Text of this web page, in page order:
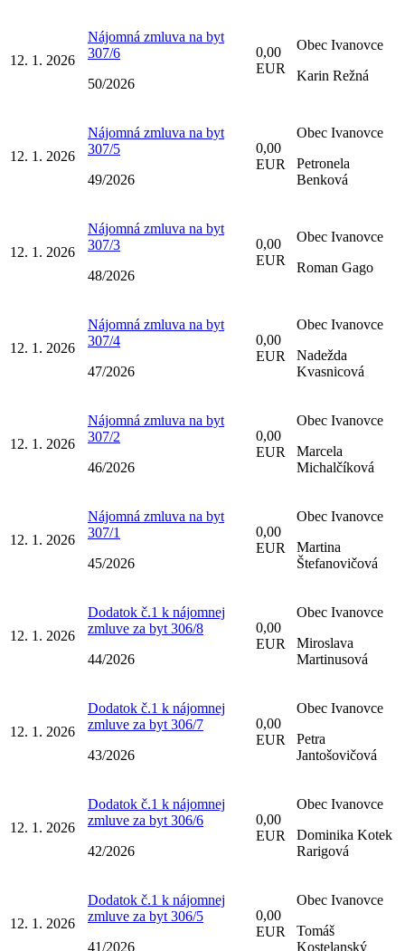
12. 1. 2026
Nájomná zmluva na byt
307/6
50/2026
0,00
EUR
Obec Ivanovce
Karin Režná
12. 1. 2026
Nájomná zmluva na byt
307/5
49/2026
0,00
EUR
Obec Ivanovce
Petronela
Benková
12. 1. 2026
Nájomná zmluva na byt
307/3
48/2026
0,00
EUR
Obec Ivanovce
Roman Gago
12. 1. 2026
Nájomná zmluva na byt
307/4
47/2026
0,00
EUR
Obec Ivanovce
Nadežda
Kvasnicová
12. 1. 2026
Nájomná zmluva na byt
307/2
46/2026
0,00
EUR
Obec Ivanovce
Marcela
Michalčíková
12. 1. 2026
Nájomná zmluva na byt
307/1
45/2026
0,00
EUR
Obec Ivanovce
Martina
Štefanovičová
12. 1. 2026
Dodatok č.1 k nájomnej
zmluve za byt 306/8
44/2026
0,00
EUR
Obec Ivanovce
Miroslava
Martinusová
12. 1. 2026
Dodatok č.1 k nájomnej
zmluve za byt 306/7
43/2026
0,00
EUR
Obec Ivanovce
Petra
Jantošovičová
12. 1. 2026
Dodatok č.1 k nájomnej
zmluve za byt 306/6
42/2026
0,00
EUR
Obec Ivanovce
Dominika Kotek
Rarigová
12. 1. 2026
Dodatok č.1 k nájomnej
zmluve za byt 306/5
41/2026
0,00
EUR
Obec Ivanovce
Tomáš
Kostelanský